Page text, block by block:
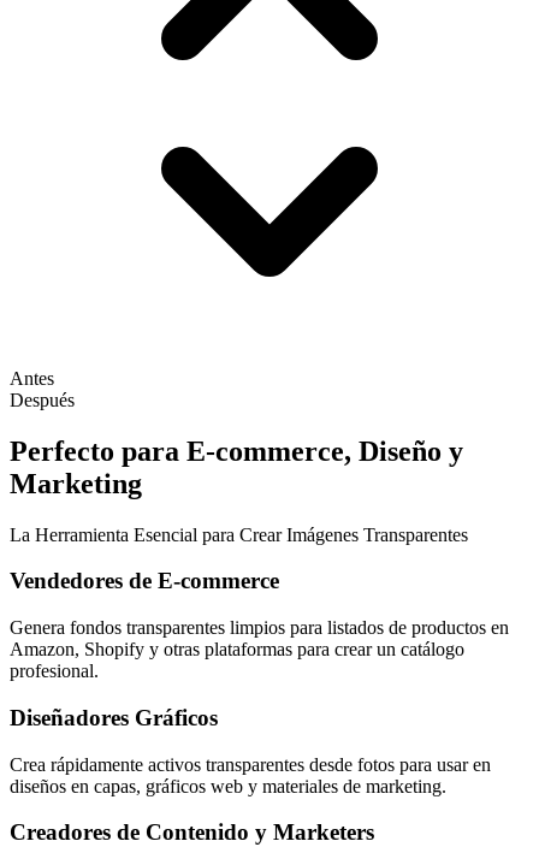
Antes
Después
Perfecto para E-commerce, Diseño y
Marketing
La Herramienta Esencial para Crear Imágenes Transparentes
Vendedores de E-commerce
Genera fondos transparentes limpios para listados de productos en
Amazon, Shopify y otras plataformas para crear un catálogo
profesional.
Diseñadores Gráficos
Crea rápidamente activos transparentes desde fotos para usar en
diseños en capas, gráficos web y materiales de marketing.
Creadores de Contenido y Marketers